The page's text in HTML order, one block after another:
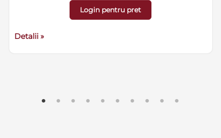
GPRS/GSM (seria PCS), apelator vocal VDMP3 si
comunicatie internet TCP/IP (IP100)
Login pentru pret
Detalii »